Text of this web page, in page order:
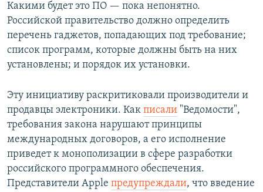
Какими будет это ПО — пока непонятно.
Российской правительство должно определить
перечень гаджетов, попадающих под требование;
список программ, которые должны быть на них
установлены; и порядок их установки.
Эту инициативу раскритиковали производители и
продавцы электроники. Как писали "Ведомости",
требования закона нарушают принципы
международных договоров, а его исполнение
приведет к монополизации в сфере разработки
российского программного обеспечения.
Представители Apple предупреждали, что введение